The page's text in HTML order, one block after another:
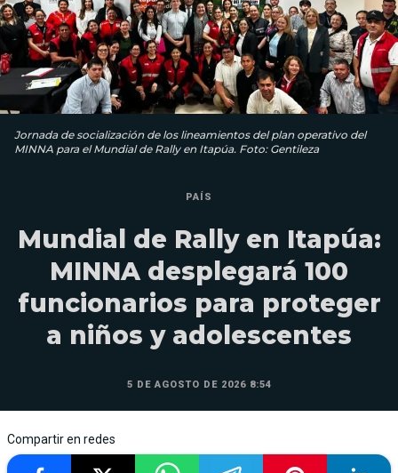
Jornada de socialización de los lineamientos del plan operativo del
MINNA para el Mundial de Rally en Itapúa. Foto: Gentileza
PAÍS
Mundial de Rally en Itapúa:
MINNA desplegará 100
funcionarios para proteger
a niños y adolescentes
5 DE AGOSTO DE 2026 8:54
Compartir en redes